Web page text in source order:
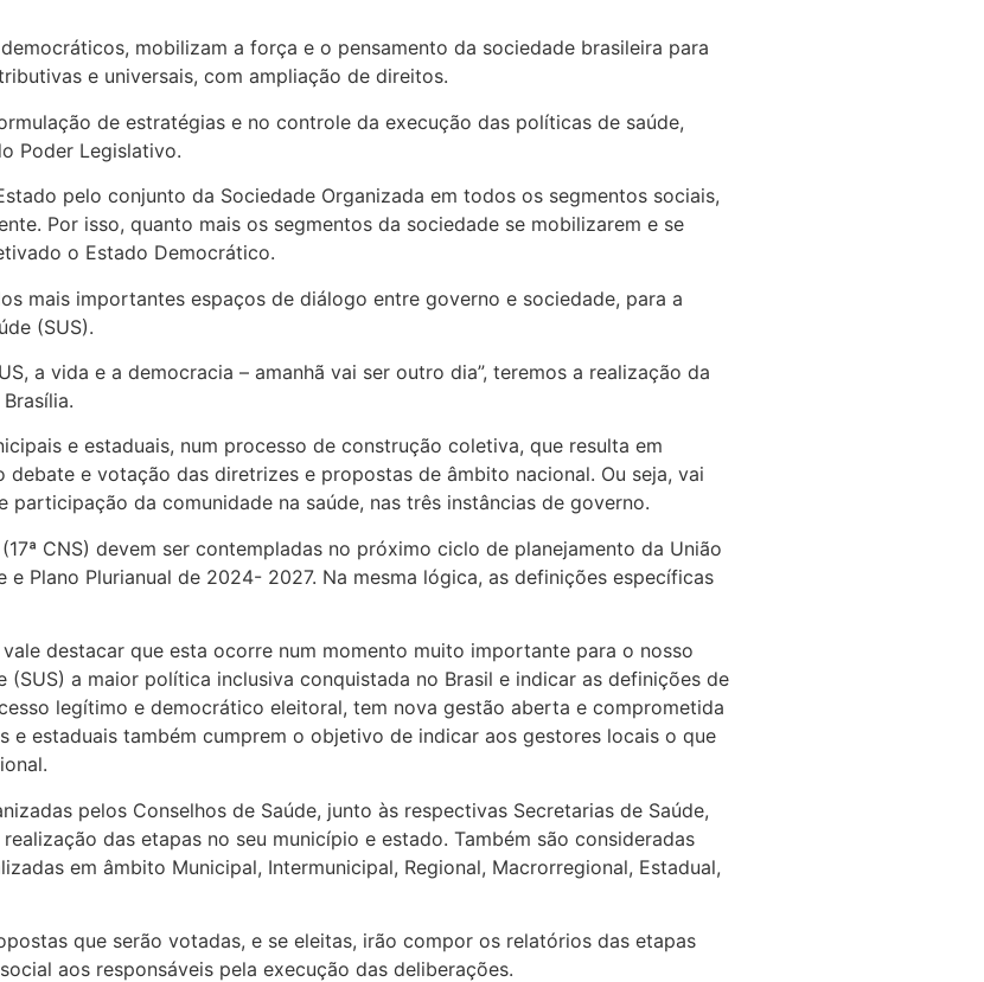
mobilizam a força e o pensamento da sociedade brasileira para
e universais, com ampliação de direitos.
de estratégias e no controle da execução das políticas de saúde,
Poder Legislativo.
pelo conjunto da Sociedade Organizada em todos os segmentos sociais,
Por isso, quanto mais os segmentos da sociedade se mobilizarem e se
o Estado Democrático.
mais importantes espaços de diálogo entre governo e sociedade, para a
(SUS).
a vida e a democracia – amanhã vai ser outro dia”, teremos a realização da
e estaduais, num processo de construção coletiva, que resulta em
e votação das diretrizes e propostas de âmbito nacional. Ou seja, vai
da comunidade na saúde, nas três instâncias de governo.
CNS) devem ser contempladas no próximo ciclo de planejamento da União
Plano Plurianual de 2024- 2027. Na mesma lógica, as definições específicas
destacar que esta ocorre num momento muito importante para o nosso
a maior política inclusiva conquistada no Brasil e indicar as definições de
legítimo e democrático eleitoral, tem nova gestão aberta e comprometida
e estaduais também cumprem o objetivo de indicar aos gestores locais o que
pelos Conselhos de Saúde, junto às respectivas Secretarias de Saúde,
das etapas no seu município e estado. Também são consideradas
em âmbito Municipal, Intermunicipal, Regional, Macrorregional, Estadual,
que serão votadas, e se eleitas, irão compor os relatórios das etapas
aos responsáveis pela execução das deliberações.